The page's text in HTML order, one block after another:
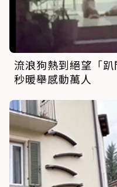
流浪狗熱到絕望「
秒暖舉感動萬人